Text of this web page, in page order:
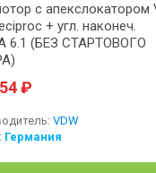
с апекслокатором
+ угл. наконеч.
6.1 (БЕЗ СТАРТОВОГО
₽
VDW
Германия